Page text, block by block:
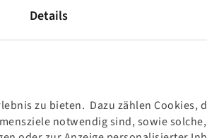
Details
zu bieten. Dazu zählen Cookies,
notwendig sind, sowie
lateral traction.
in rainy conditions.